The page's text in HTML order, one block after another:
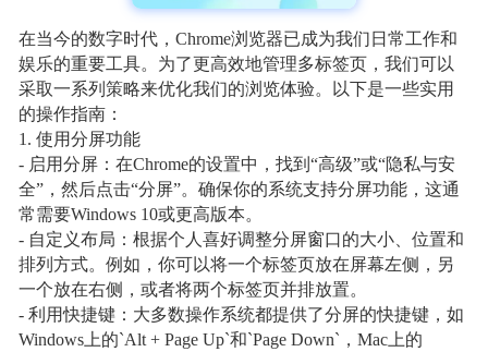
在当今的数字时代，Chrome浏览器已成为我们日常工作和
娱乐的重要工具。为了更高效地管理多标签页，我们可以
采取一系列策略来优化我们的浏览体验。以下是一些实用
的操作指南：
1. 使用分屏功能
- 启用分屏：在Chrome的设置中，找到“高级”或“隐私与安
全”，然后点击“分屏”。确保你的系统支持分屏功能，这通
常需要Windows 10或更高版本。
- 自定义布局：根据个人喜好调整分屏窗口的大小、位置和
排列方式。例如，你可以将一个标签页放在屏幕左侧，另
一个放在右侧，或者将两个标签页并排放置。
- 利用快捷键：大多数操作系统都提供了分屏的快捷键，如
Windows上的`Alt + Page Up`和`Page Down`，Mac上的